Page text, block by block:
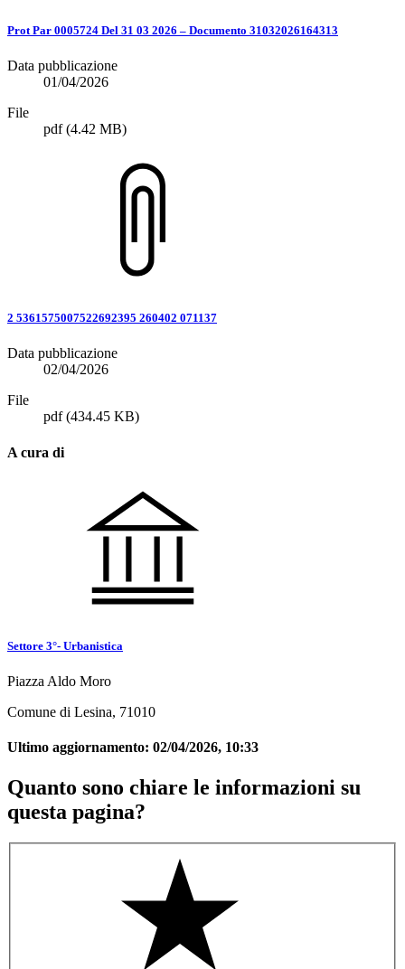
Prot Par 0005724 Del 31 03 2026 – Documento 31032026164313
Data pubblicazione
01/04/2026
File
pdf(4.42 MB)
2 5361575007522692395 260402 071137
Data pubblicazione
02/04/2026
File
pdf(434.45 KB)
A cura di
Settore 3°- Urbanistica
Piazza Aldo Moro
Comune di Lesina, 71010
Ultimo aggiornamento: 02/04/2026, 10:33
Quanto sono chiare le informazioni su
questa pagina?